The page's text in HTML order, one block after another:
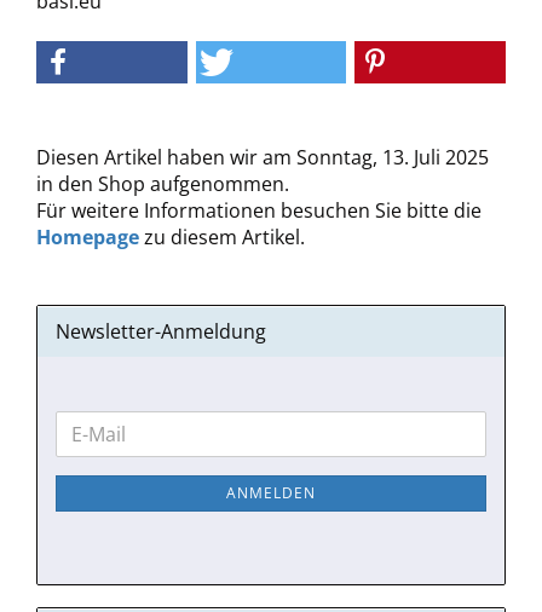
Diesen Artikel haben wir am Sonntag, 13. Juli 2025
in den Shop aufgenommen.
Für weitere Informationen besuchen Sie bitte die
Homepagezu diesem Artikel.
Newsletter-Anmeldung
WEITER
ZUR
NEWSLETTER-
E-
Mail
ANMELDEN